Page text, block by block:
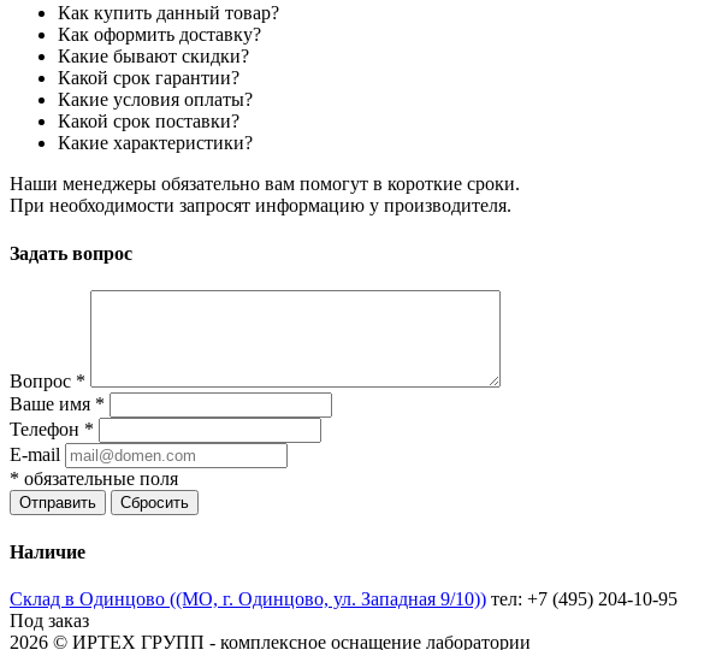
Как купить данный товар?
Как оформить доставку?
Какие бывают скидки?
Какой срок гарантии?
Какие условия оплаты?
Какой срок поставки?
Какие характеристики?
Наши менеджеры обязательно вам помогут в короткие сроки.
При необходимости запросят информацию у производителя.
Задать вопрос
Вопрос *
Ваше имя *
Телефон *
E-mail
* обязательные поля
Отправить Сбросить
Наличие
Склад в Одинцово ((МО, г. Одинцово, ул. Западная 9/10)) тел: +7 (495) 204-10-95
Под заказ
2026 © ИРТЕХ ГРУПП - комплексное оснащение лаборатории